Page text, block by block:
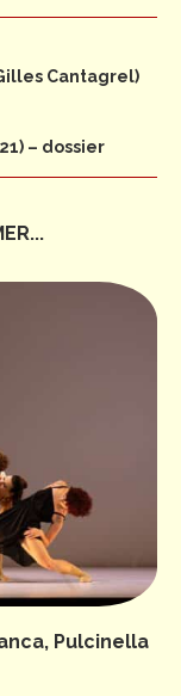
Cantagrel)
– dossier
Pulcinella